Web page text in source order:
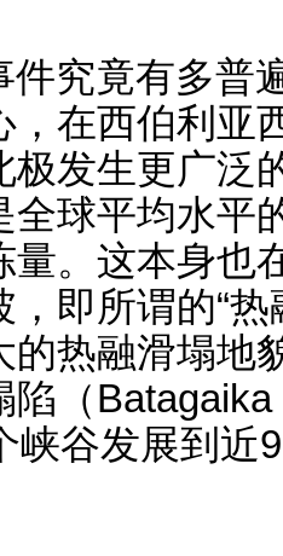
件究竟有多普
，在西伯利亚
极发生更广泛
全球平均水平
量。这本身也
即所谓的“
的热融滑塌
陷（
峡谷发展到近